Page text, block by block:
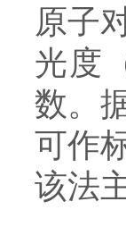
原子
光度
数。
可作
该法